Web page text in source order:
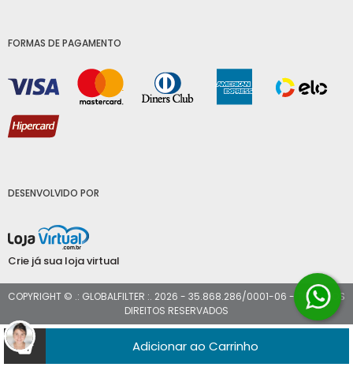
Adicionar ao Carrinho
FORMAS DE PAGAMENTO
DESENVOLVIDO POR
Crie já sua loja virtual
COPYRIGHT © .: GLOBALFILTER :. 2026 - 35.868.286/0001-06 - TODOS OS
DIREITOS RESERVADOS